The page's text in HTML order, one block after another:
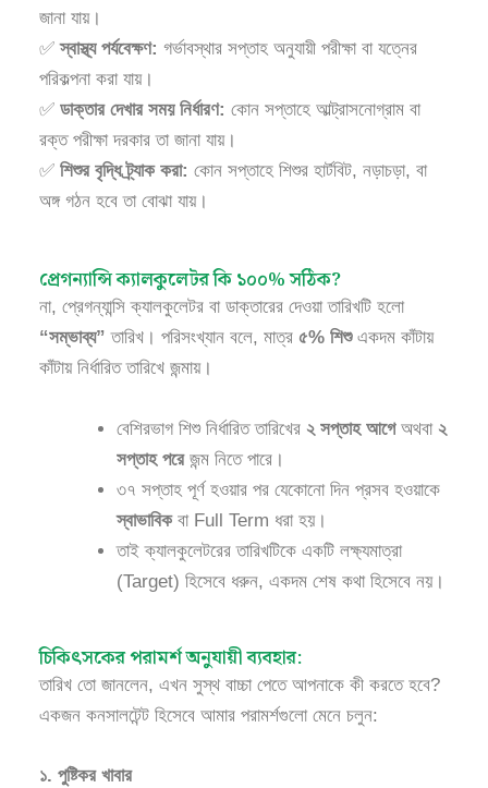
জানা যায়।
✅স্বাস্থ্য পর্যবেক্ষণ: গর্ভাবস্থার সপ্তাহ অনুযায়ী পরীক্ষা বা যত্নের
পরিকল্পনা করা যায়।
✅ডাক্তার দেখার সময় নির্ধারণ: কোন সপ্তাহে আল্ট্রাসনোগ্রাম বা
রক্ত পরীক্ষা দরকার তা জানা যায়।
✅শিশুর বৃদ্ধি ট্র্যাক করা: কোন সপ্তাহে শিশুর হার্টবিট, নড়াচড়া, বা
অঙ্গ গঠন হবে তা বোঝা যায়।
প্রেগন্যান্সি ক্যালকুলেটর কি ১০০% সঠিক?
না, প্রেগন্যান্সি ক্যালকুলেটর বা ডাক্তারের দেওয়া তারিখটি হলো
“সম্ভাব্য” তারিখ। পরিসংখ্যান বলে, মাত্র ৫% শিশুএকদম কাঁটায়
কাঁটায় নির্ধারিত তারিখে জন্মায়।
বেশিরভাগ শিশু নির্ধারিত তারিখের ২ সপ্তাহ আগেঅথবা ২
সপ্তাহ পরেজন্ম নিতে পারে।
৩৭ সপ্তাহ পূর্ণ হওয়ার পর যেকোনো দিন প্রসব হওয়াকে
স্বাভাবিকবা Full Term ধরা হয়।
তাই ক্যালকুলেটরের তারিখটিকে একটি লক্ষ্যমাত্রা
(Target) হিসেবে ধরুন, একদম শেষ কথা হিসেবে নয়।
চিকিৎসকের পরামর্শ অনুযায়ী ব্যবহার:
তারিখ তো জানলেন, এখন সুস্থ বাচ্চা পেতে আপনাকে কী করতে হবে?
একজন কনসালটেন্ট হিসেবে আমার পরামর্শগুলো মেনে চলুন:
১. পুষ্টিকর খাবার